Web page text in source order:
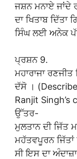
ਜਸ਼ਨ ਮਨਾਏ ਜਾਂਦੇ
ਦਾ ਖਿਤਾਬ ਦਿੱਤਾ
ਸਿੰਘ ਲਈ ਅਨੇਕ
ਪ੍ਰਸ਼ਨ 9.
ਮਹਾਰਾਜਾ
ਦੱਸੋ ।
Ranjit
ਉੱਤਰ-
ਮੁਲਤਾਨ ਦੀ ਜਿੱਤ
ਮਹੱਤਵਪੂਰਨ ਜਿੱਤਾਂ
ਸੀ ਇਸ ਦਾ